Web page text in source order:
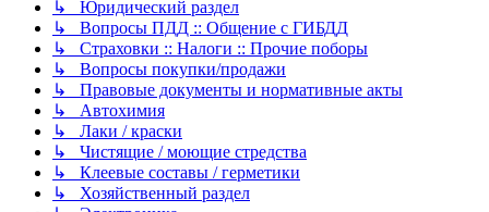
↳ Юридический раздел
↳ Вопросы ПДД :: Общение с ГИБДД
↳ Страховки :: Налоги :: Прочие поборы
↳ Вопросы покупки/продажи
↳ Правовые документы и нормативные акты
↳ Автохимия
↳ Лаки / краски
↳ Чистящие / моющие стредства
↳ Клеевые составы / герметики
↳ Хозяйственный раздел